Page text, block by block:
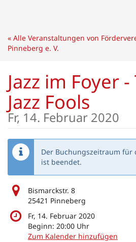
springen
« Alle Veranstaltungen von
Pinneberg e. V.
Jazz im Foyer
Jazz Fools
Fr, 14. Februar 2020
Der Buchungszeitraum für
ist beendet.
Bismarckstr. 8
25421 Pinneberg
Fr, 14. Februar 2020
Beginn: 20:00 Uhr
Zum Kalender hinzufügen